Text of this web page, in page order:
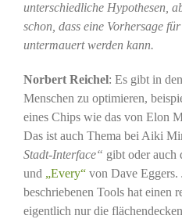
unterschiedliche Hypothesen,
schon, dass eine Vorhersage
untermauert werden kann.
Norbert Reichel: Es gibt in
Menschen zu optimieren,
eines Chips wie das von Elon
Das ist auch Thema bei Aiki
Stadt-Interface“ gibt oder auch
und „Every“von Dave Eggers.
beschriebenen Tools hat einen
eigentlich nur die